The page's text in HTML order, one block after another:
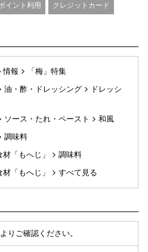
イント利用 クレジットカード
情報
「梅」特集
油・酢・ドレッシング
ドレッシ
ソース・たれ・ペースト
和風
調味料
「もへじ」
調味料
「もへじ」
すべて見る
りご確認ください。